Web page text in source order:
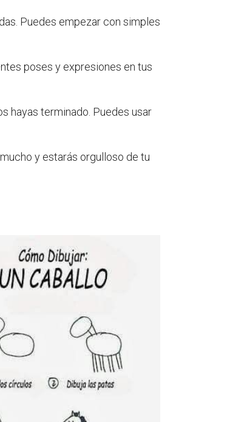
Puedes empezar con simples
poses y expresiones en tus
hayas terminado. Puedes usar
y estarás orgulloso de tu